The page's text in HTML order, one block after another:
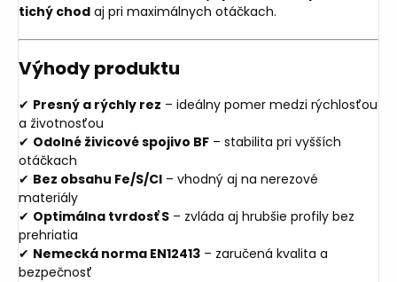
tichý chod aj pri maximálnych otáčkach.
Výhody produktu
✔ Presný a rýchly rez – ideálny pomer medzi rýchlosťou
a životnosťou
✔ Odolné živicové spojivo BF – stabilita pri vyšších
otáčkach
✔ Bez obsahu Fe/S/Cl – vhodný aj na nerezové
materiály
✔ Optimálna tvrdosť S – zvláda aj hrubšie profily bez
prehriatia
✔ Nemecká norma EN12413 – zaručená kvalita a
bezpečnosť